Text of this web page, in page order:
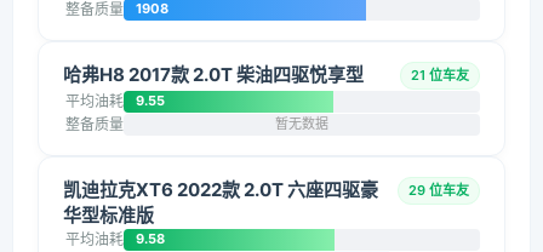
整备质量 1908
哈弗H8 2017款 2.0T 柴油四驱悦享型 21 位车友
平均油耗 9.55
整备质量 暂无数据
凯迪拉克XT6 2022款 2.0T 六座四驱豪
华型标准版
29 位车友
平均油耗 9.58